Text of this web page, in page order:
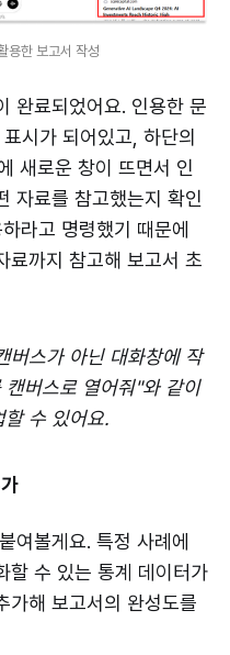
용한 보고서 작성
완료되었어요. 인용한 문
시가 되어있고, 하단의
새로운 창이 뜨면서 인
자료를 참고했는지 확인
라고 명령했기 때문에
료까지 참고해 보고서 초
버스가 아닌 대화창에 작
버스로 열어줘"와 같이
할 수 있어요.
여볼게요. 특정 사례에
할 수 있는 통계 데이터가
가해 보고서의 완성도를